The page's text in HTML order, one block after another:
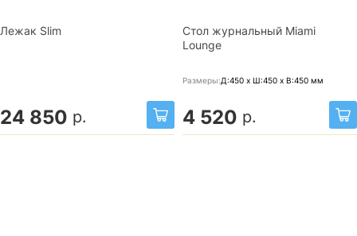
Лежак Slim
24 850 р.
Стол журнальный Miami
Lounge
Размеры:Д:450 x Ш:450 x В:450 мм
4 520 р.